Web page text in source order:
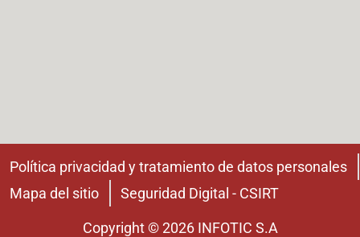
Política privacidad y tratamiento de datos personales
Mapa del sitio
Seguridad Digital - CSIRT
Copyright © 2026 INFOTIC S.A